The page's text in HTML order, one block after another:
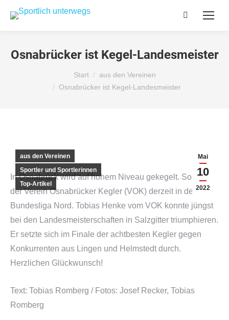
Search:
Osnabrücker ist Kegel-Landesmeister
Sie befinden sich hier:
Start
aus den Vereinen
Osnabrücker ist Kegel-Landesmeister
Mai
10
2022
aus den Vereinen
Sportler und Sportlerinnen
Top-Artikel
In Osnabrück wird auf hohem Niveau gekegelt. So spielt
der Verein Osnabrücker Kegler (VOK) derzeit in der 2.
Bundesliga Nord. Tobias Henke vom VOK konnte jüngst
bei den Landesmeisterschaften in Salzgitter triumphieren.
Er setzte sich im Finale der achtbesten Kegler gegen
Konkurrenten aus Lingen und Helmstedt durch.
Herzlichen Glückwunsch!
Text: Tobias Romberg / Fotos: Josef Recker, Tobias
Romberg